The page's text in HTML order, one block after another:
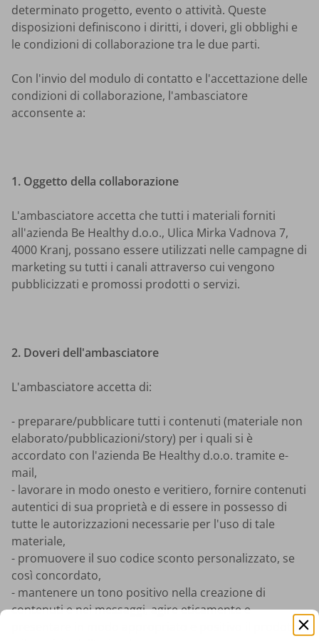
determinato progetto, evento o attività. Queste
disposizioni definiscono i diritti, i doveri, gli obblighi e
le condizioni di collaborazione tra le due parti.
Con l'invio del modulo di contatto e l'accettazione delle
condizioni di collaborazione, l'ambasciatore
acconsente a:
1. Oggetto della collaborazione
L'ambasciatore accetta che tutti i materiali forniti
all'azienda Be Healthy d.o.o., Ulica Mirka Vadnova 7,
4000 Kranj, possano essere utilizzati nelle campagne di
marketing su tutti i canali attraverso cui vengono
pubblicizzati e promossi prodotti o servizi.
2. Doveri dell'ambasciatore
L'ambasciatore accetta di:
- preparare/pubblicare tutti i contenuti (materiale non
elaborato/pubblicazioni/story) per i quali si è
accordato con l'azienda Be Healthy d.o.o. tramite e-
mail,
- lavorare in modo onesto e veritiero, fornire contenuti
autentici di sua proprietà e di essere in possesso di
tutte le autorizzazioni necessarie per l'uso di tale
materiale,
- promuovere il suo codice sconto personalizzato, se
così concordato,
- mantenere un tono positivo nella creazione di
contenuti e nei messaggi, agire eticamente e
presentare in modo appropriato e positivo il prodotto